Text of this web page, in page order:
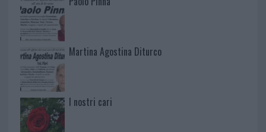
Martina Agostina Diturco
I nostri cari